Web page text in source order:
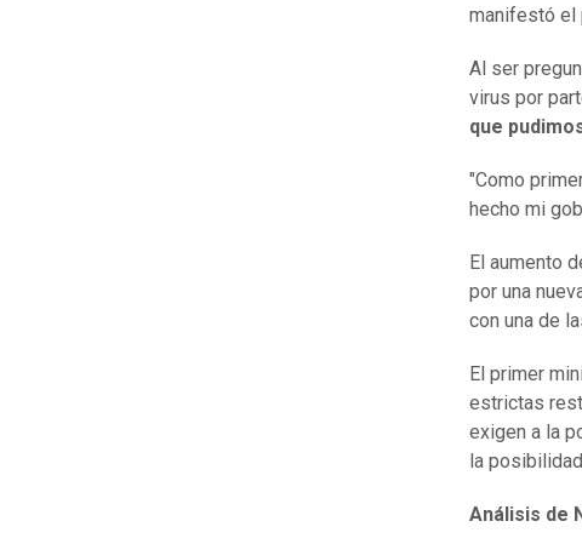
manifestó el
Al ser
virus por
que
"Como
hecho mi
El aumento
por una
con una de
El primer
estrictas
exigen a la
la
Análisis de